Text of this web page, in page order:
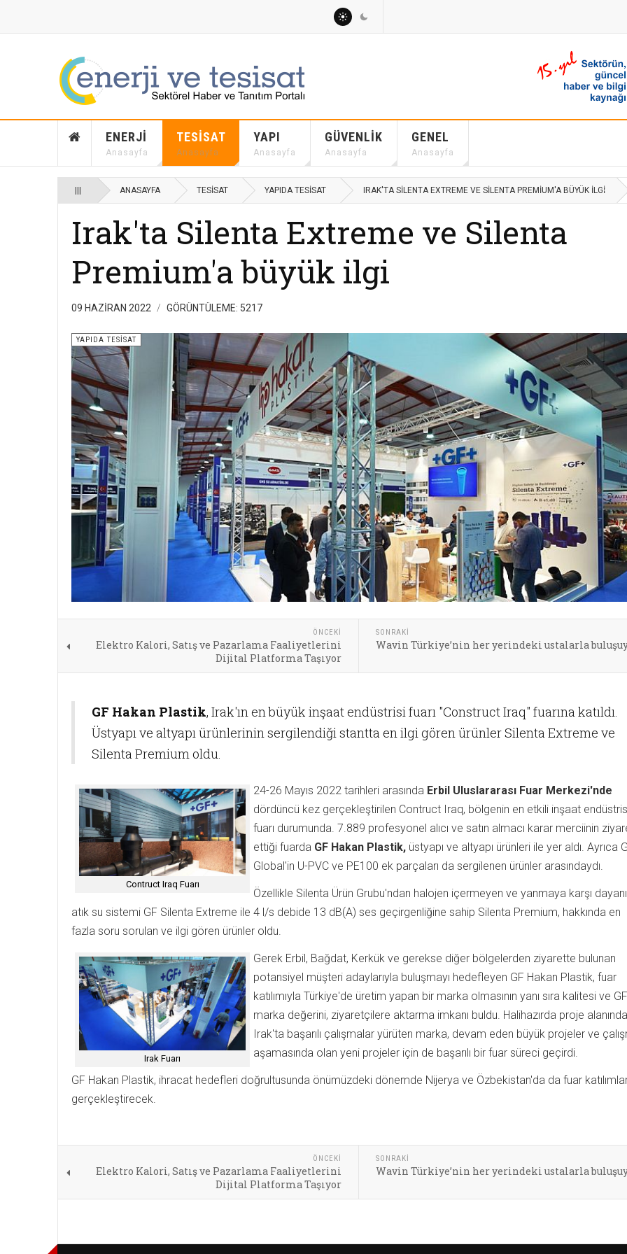
ENERJI
Anasayfa
TESISAT
Anasayfa
YAPI
Anasayfa
GÜVENLIK
Anasayfa
GENEL
Anasayfa
ANASAYFA TESISAT YAPIDA TESISAT IRAK'TA SILENTA EXTREME VE SILENTA PREMIUM'A BÜYÜK ILGI
Irak'ta Silenta Extreme ve Silenta
Premium'a büyük ilgi
09 HAZIRAN 2022 GÖRÜNTÜLEME: 5217
YAPIDA TESISAT
ÖNCEKI
Elektro Kalori, Satış ve Pazarlama Faaliyetlerini
Dijital Platforma Taşıyor
SONRAKI
Wavin Türkiye’nin her yerindeki ustalarla
GF Hakan Plastik, Irak'ın en büyük inşaat endüstrisi fuarı "Construct Iraq" fuarına katıldı.
Üstyapı ve altyapı ürünlerinin sergilendiği stantta en ilgi gören ürünler Silenta Extreme ve
Silenta Premium oldu.
Contruct Iraq Fuarı
24-26 Mayıs 2022 tarihleri arasında Erbil Uluslararası Fuar Merkezi'nde
dördüncü kez gerçekleştirilen Contruct Iraq, bölgenin en etkili inşaat
fuarı durumunda. 7.889 profesyonel alıcı ve satın almacı karar merciinin
ettiği fuarda GF Hakan Plastik, üstyapı ve altyapı ürünleri ile yer aldı. Ayrıca
Global'in U-PVC ve PE100 ek parçaları da sergilenen ürünler arasındaydı.
Özellikle Silenta Ürün Grubu'ndan halojen içermeyen ve yanmaya karşı
atık su sistemi GF Silenta Extreme ile 4 l/s debide 13 dB(A) ses geçirgenliğine sahip Silenta Premium, hakkında en
fazla soru sorulan ve ilgi gören ürünler oldu.
Irak Fuarı
Gerek Erbil, Bağdat, Kerkük ve gerekse diğer bölgelerden ziyarette bulunan
potansiyel müşteri adaylarıyla buluşmayı hedefleyen GF Hakan Plastik, fuar
katılımıyla Türkiye'de üretim yapan bir marka olmasının yanı sıra kalitesi ve GF
marka değerini, ziyaretçilere aktarma imkanı buldu. Halihazırda proje alanında
Irak'ta başarılı çalışmalar yürüten marka, devam eden büyük projeler ve
aşamasında olan yeni projeler için de başarılı bir fuar süreci geçirdi.
GF Hakan Plastik, ihracat hedefleri doğrultusunda önümüzdeki dönemde Nijerya ve Özbekistan'da da fuar
gerçekleştirecek.
ÖNCEKI
Elektro Kalori, Satış ve Pazarlama Faaliyetlerini
Dijital Platforma Taşıyor
SONRAKI
Wavin Türkiye’nin her yerindeki ustalarla